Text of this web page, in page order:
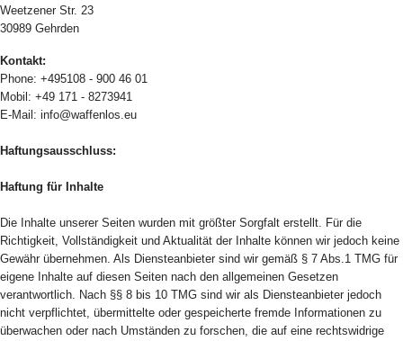
Weetzener Str. 23
30989 Gehrden
Kontakt:
Phone: +495108 - 900 46 01
Mobil: +49 171 - 8273941
E-Mail: info@waffenlos.eu
Haftungsausschluss:
Haftung für Inhalte
Die Inhalte unserer Seiten wurden mit größter Sorgfalt erstellt. Für die
Richtigkeit, Vollständigkeit und Aktualität der Inhalte können wir jedoch keine
Gewähr übernehmen. Als Diensteanbieter sind wir gemäß § 7 Abs.1 TMG für
eigene Inhalte auf diesen Seiten nach den allgemeinen Gesetzen
verantwortlich. Nach §§ 8 bis 10 TMG sind wir als Diensteanbieter jedoch
nicht verpflichtet, übermittelte oder gespeicherte fremde Informationen zu
überwachen oder nach Umständen zu forschen, die auf eine rechtswidrige